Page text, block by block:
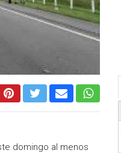
domingo al menos